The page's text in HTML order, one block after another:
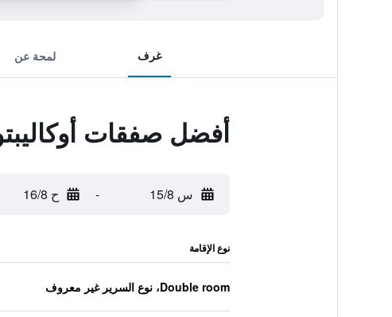
غرف لمحة عن
أفضل صفقات
س 15/8 - ح 16/8
نوع الإقامة
Double room، نوع السرير غير معروف